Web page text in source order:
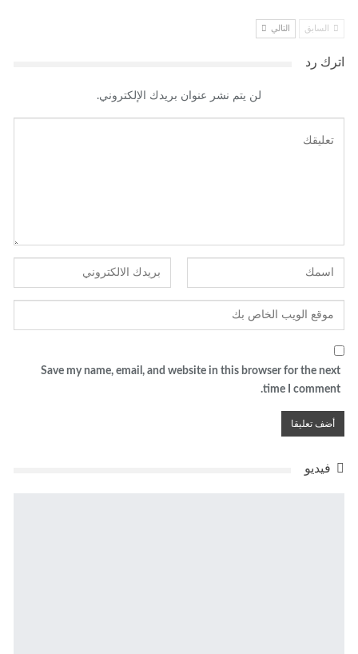
السابق التالي
اترك رد
لن يتم نشر عنوان بريدك الإلكتروني.
Save my name, email, and website in this browser for the next
time I comment.
فيديو